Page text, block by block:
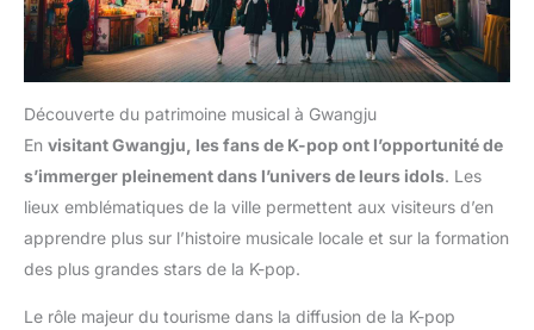
Découverte du patrimoine musical à Gwangju
En visitant Gwangju, les fans de K-pop ont l’opportunité de
s’immerger pleinement dans l’univers de leurs idols. Les
lieux emblématiques de la ville permettent aux visiteurs d’en
apprendre plus sur l’histoire musicale locale et sur la formation
des plus grandes stars de la K-pop.
Le rôle majeur du tourisme dans la diffusion de la K-pop